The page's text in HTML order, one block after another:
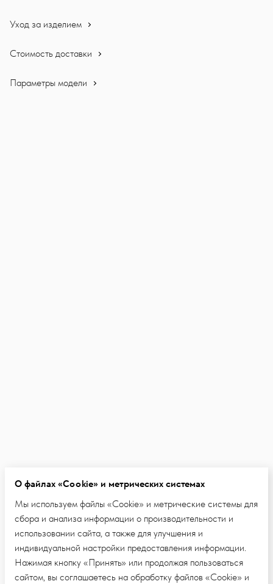
Уход за изделием
Стоимость доставки
Параметры модели
О файлах «Cookie» и метрических системах
Мы используем файлы «Cookie» и метрические системы для
сбора и анализа информации о производительности и
использовании сайта, а также для улучшения и
индивидуальной настройки предоставления информации.
Нажимая кнопку «Принять» или продолжая пользоваться
сайтом, вы соглашаетесь на обработку файлов «Cookie» и